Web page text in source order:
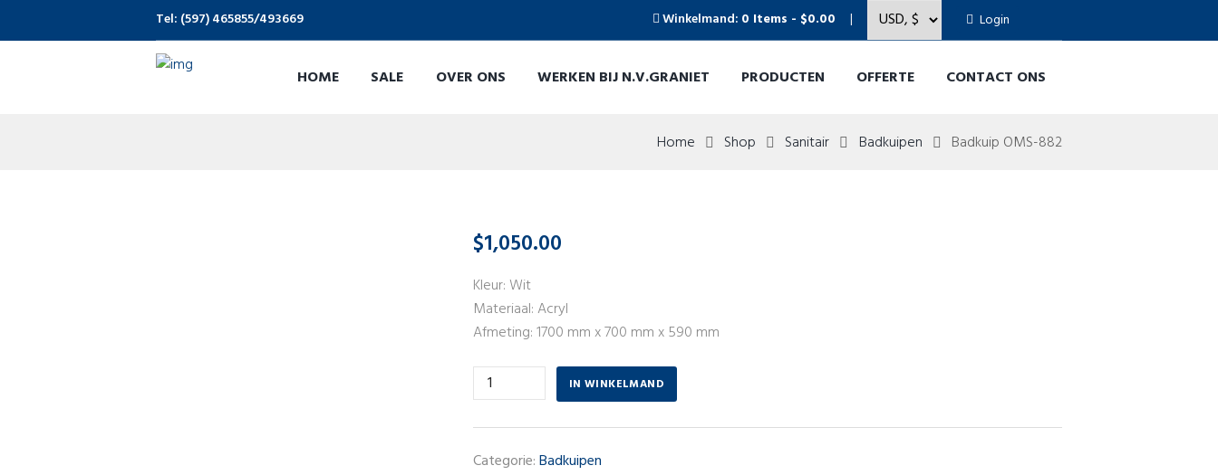
Tel: (597) 465855/493669 Winkelmand: 0 Items - $0.00 Login
HOME SALE OVER ONS WERKEN BIJ N.V.GRANIET PRODUCTEN OFFERTE CONTACT ONS
Home Shop Sanitair Badkuipen Badkuip OMS-882
$1,050.00
Kleur: Wit
Materiaal: Acryl
Afmeting: 1700 mm x 700 mm x 590 mm
Aantal
IN WINKELMAND
Categorie:Badkuipen